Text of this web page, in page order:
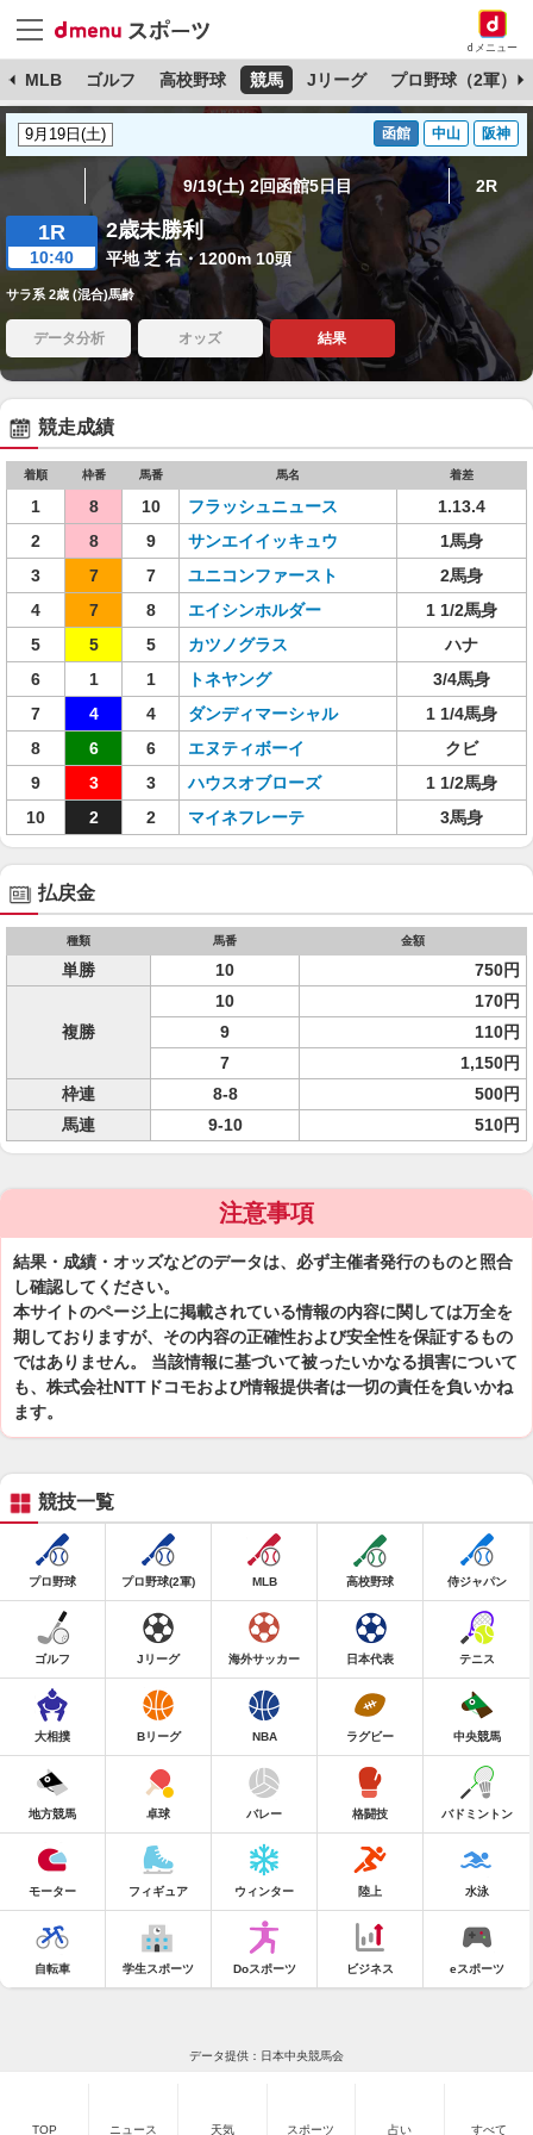
dメニュー
MLB ゴルフ 高校野球 競馬 Jリーグ プロ野球（2軍）
函館 中山 阪神
9/19(土) 2回函館5日目 2R
1R
10:40
2歳未勝利
平地 芝 右・1200m 10頭
サラ系 2歳 (混合)馬齢
データ分析 オッズ 結果
競走成績
着順 枠番 馬番 馬名 着差
1 8 10 フラッシュニュース
1.13.4
2
8 9 サンエイイッキュウ
1馬身
3
7 7 ユニコンファースト
2馬身
4
7 8 エイシンホルダー
1 1/2馬身
5
5 5 カツノグラス
ハナ
6
1 1 トネヤング
3/4馬身
7
4 4 ダンディマーシャル
1 1/4馬身
8
6 6 エヌティボーイ
クビ
9
3 3 ハウスオブローズ
1 1/2馬身
10
2 2 マイネフレーテ 3馬身
払戻金
種類 馬番 金額
単勝 10 750円
複勝
10
170円
9
110円
7
1,150円
枠連
8-8
500円
馬連
9-10 510円
注意事項
結果・成績・オッズなどのデータは、必ず主催者発行のものと照合
し確認してください。
本サイトのページ上に掲載されている情報の内容に関しては万全を
期しておりますが、その内容の正確性および安全性を保証するもの
ではありません。 当該情報に基づいて被ったいかなる損害について
も、株式会社NTTドコモおよび情報提供者は一切の責任を負いかね
ます。
競技一覧
プロ野球 プロ野球(2軍) MLB 高校野球 侍ジャパン
ゴルフ Jリーグ 海外サッカー 日本代表 テニス
大相撲 Bリーグ NBA ラグビー 中央競馬
地方競馬 卓球 バレー 格闘技 バドミントン
モーター フィギュア ウィンター 陸上 水泳
自転車 学生スポーツ Doスポーツ ビジネス eスポーツ
データ提供：日本中央競馬会
TOP ニュース 天気 スポーツ 占い すべて